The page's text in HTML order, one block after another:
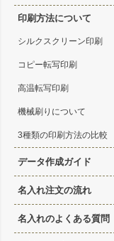
印刷方法について
シルクスクリーン印刷
コピー転写印刷
高温転写印刷
機械刷りについて
3種類の印刷方法の比較
データ作成ガイド
名入れ注文の流れ
名入れのよくある質問